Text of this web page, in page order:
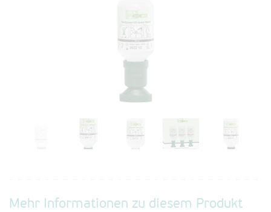
Mehr Informationen zu diesem Produkt